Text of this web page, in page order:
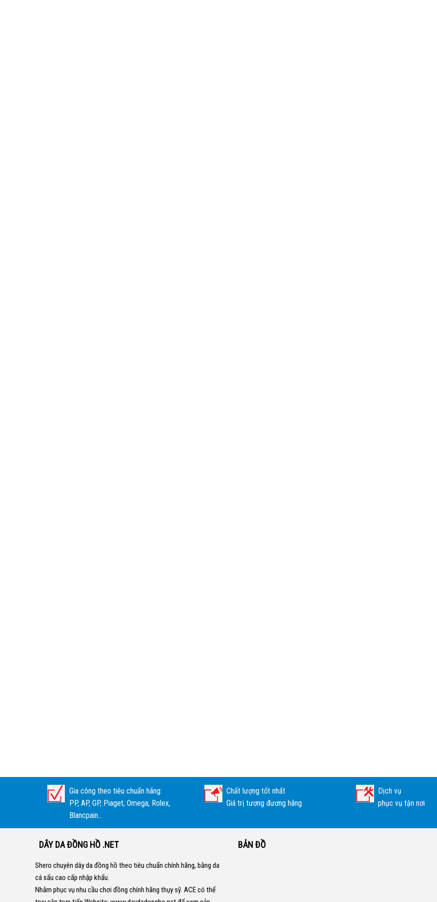
Gia công theo tiêu chuẩn hãng:
PP, AP, GP, Piaget, Omega, Rolex,
Blancpain...
Chất lượng tốt nhất
Giá trị tương đương hãng
Dịch vụ
phục vụ tận nơi
DÂY DA ĐỒNG HỒ .NET
Shero chuyên dây da đồng hồ theo tiêu chuẩn chính hãng, bằng da
cá sấu cao cấp nhập khẩu.
Nhằm phục vụ nhu cầu chơi đồng chính hãng thụy sỹ. ACE có thể
BẢN ĐỒ